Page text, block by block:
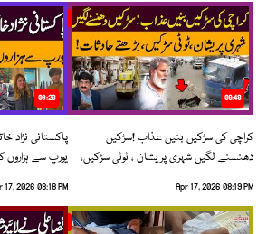
08:48
کراچی کی سڑکیں بنیں عذاب !سڑکیں
دھنسنے لگیں شہری پریشان ، ٹوٹی سڑکیں،
Apr 17, 2026 08:19 PM
06:28
پاکستانی نژاد
یورپ سے ہزاروں
17, 2026 08:18 PM